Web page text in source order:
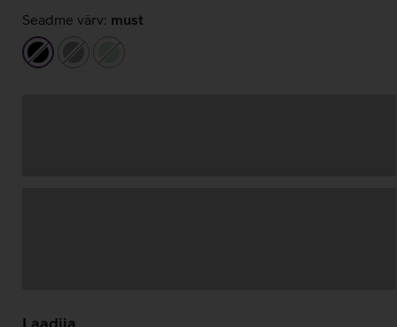
Seadme värv: must
must
hall heleroheline
laadimine
Laadija